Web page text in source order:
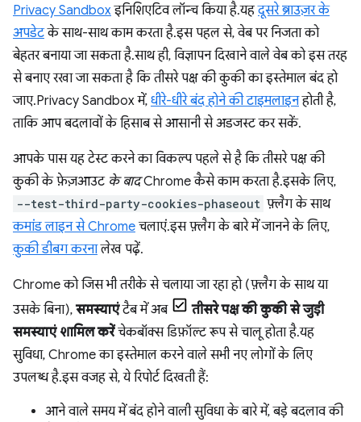
Privacy Sandboxइनिशिएटिव लॉन्च किया है. यहदूसरे ब्राउज़र के
अपडेटके साथ-साथ काम करता है. इस पहल से, वेब पर निजता को
बेहतर बनाया जा सकता है. साथ ही, विज्ञापन दिखाने वाले वेब को इस तरह
से बनाए रखा जा सकता है कि तीसरे पक्ष की कुकी का इस्तेमाल बंद हो
जाए. Privacy Sandbox में, धीरे-धीरे बंद होने की टाइमलाइनहोती है,
ताकि आप बदलावों के हिसाब से आसानी से अडजस्ट कर सकें.
आपके पास यह टेस्ट करने का विकल्प पहले से है कि तीसरे पक्ष की
कुकी के फ़ेज़आउट के बादChrome कैसे काम करता है. इसके लिए,
--test-third-party-cookies-phaseout फ़्लैग के साथ
कमांड लाइन से Chrome चलाएं. इस फ़्लैग के बारे में जानने के लिए,
कुकी डीबग करनालेख पढ़ें.
Chrome को जिस भी तरीके से चलाया जा रहा हो (फ़्लैग के साथ या
उसके बिना), समस्याएंटैब में अब
तीसरे पक्ष की कुकी से जुड़ी
समस्याएं शामिल करेंचेकबॉक्स डिफ़ॉल्ट रूप से चालू होता है. यह
सुविधा, Chrome का इस्तेमाल करने वाले सभी नए लोगों के लिए
उपलब्ध है. इस वजह से, ये रिपोर्ट दिखती हैं:
आने वाले समय में बंद होने वाली सुविधा के बारे में, बड़े बदलाव की